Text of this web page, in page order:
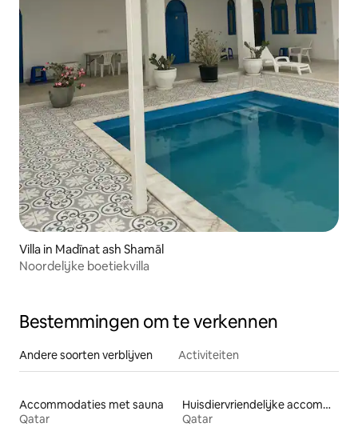
Villa in Madīnat ash Shamāl
Noordelijke boetiekvilla
Bestemmingen om te verkennen
Andere soorten verblijven Activiteiten
Accommodaties met sauna
Qatar
Huisdiervriendelijke accommodaties
Qatar